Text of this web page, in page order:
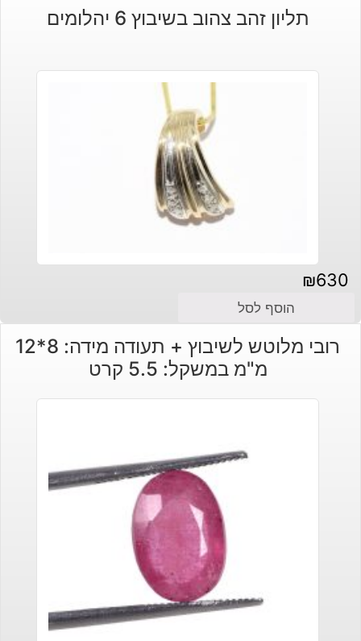
תליון זהב צהוב בשיבוץ 6 יהלומים
₪630
הוסף לסל
רובי מלוטש לשיבוץ + תעודה מידה: 8*12
מ"מ במשקל: 5.5 קרט